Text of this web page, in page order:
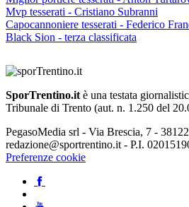
Mvp tesserati - Cristiano Subranni
Capocannoniere tesserati - Federico
Black Sion - terza classificata
SporTrentino.it è una testata
Tribunale di Trento (aut. n. 1.250 del
PegasoMedia srl - Via Brescia, 7 -
redazione@sportrentino.it - P.I.
Preferenze cookie